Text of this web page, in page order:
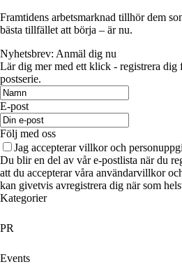
Framtidens arbetsmarknad tillhör dem
bästa tillfället att börja – är nu.
Nyhetsbrev: Anmäl dig nu
Lär dig mer med ett klick - registrera dig
postserie.
E-post
Följ med oss
Jag accepterar villkor och
Du blir en del av vår e-postlista när du
att du accepterar våra användarvillkor
kan givetvis avregistrera dig när som
Kategorier
PR
Events